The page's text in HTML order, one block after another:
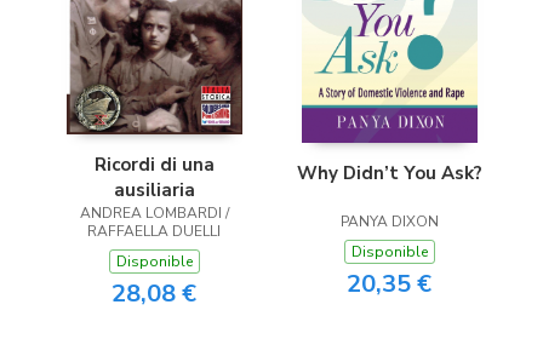
Ricordi di una
ausiliaria
ANDREA LOMBARDI /
RAFFAELLA DUELLI
Disponible
28,08 €
Why Didn’t You Ask?
PANYA DIXON
Disponible
20,35 €